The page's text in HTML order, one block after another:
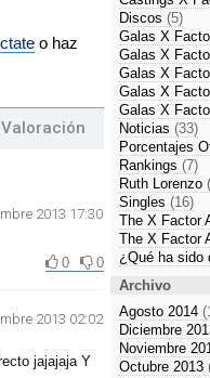
o haz
2013 17:30
0
0
2013 02:02
jajajaja Y
Discos (5)
Galas X
Galas X
Galas X
Galas X
Galas X
Noticias (33)
Porcentajes
Rankings (7)
Ruth Lorenzo
Singles (16)
The X Factor
The X Factor
¿Qué ha sido
Archivo
Agosto 2014
Diciembre
Noviembre
Octubre 2013